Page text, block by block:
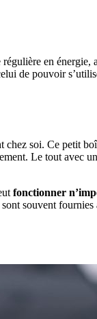
en
de pouvoir
soi. Ce petit
Le tout avec
fonctionner
souvent